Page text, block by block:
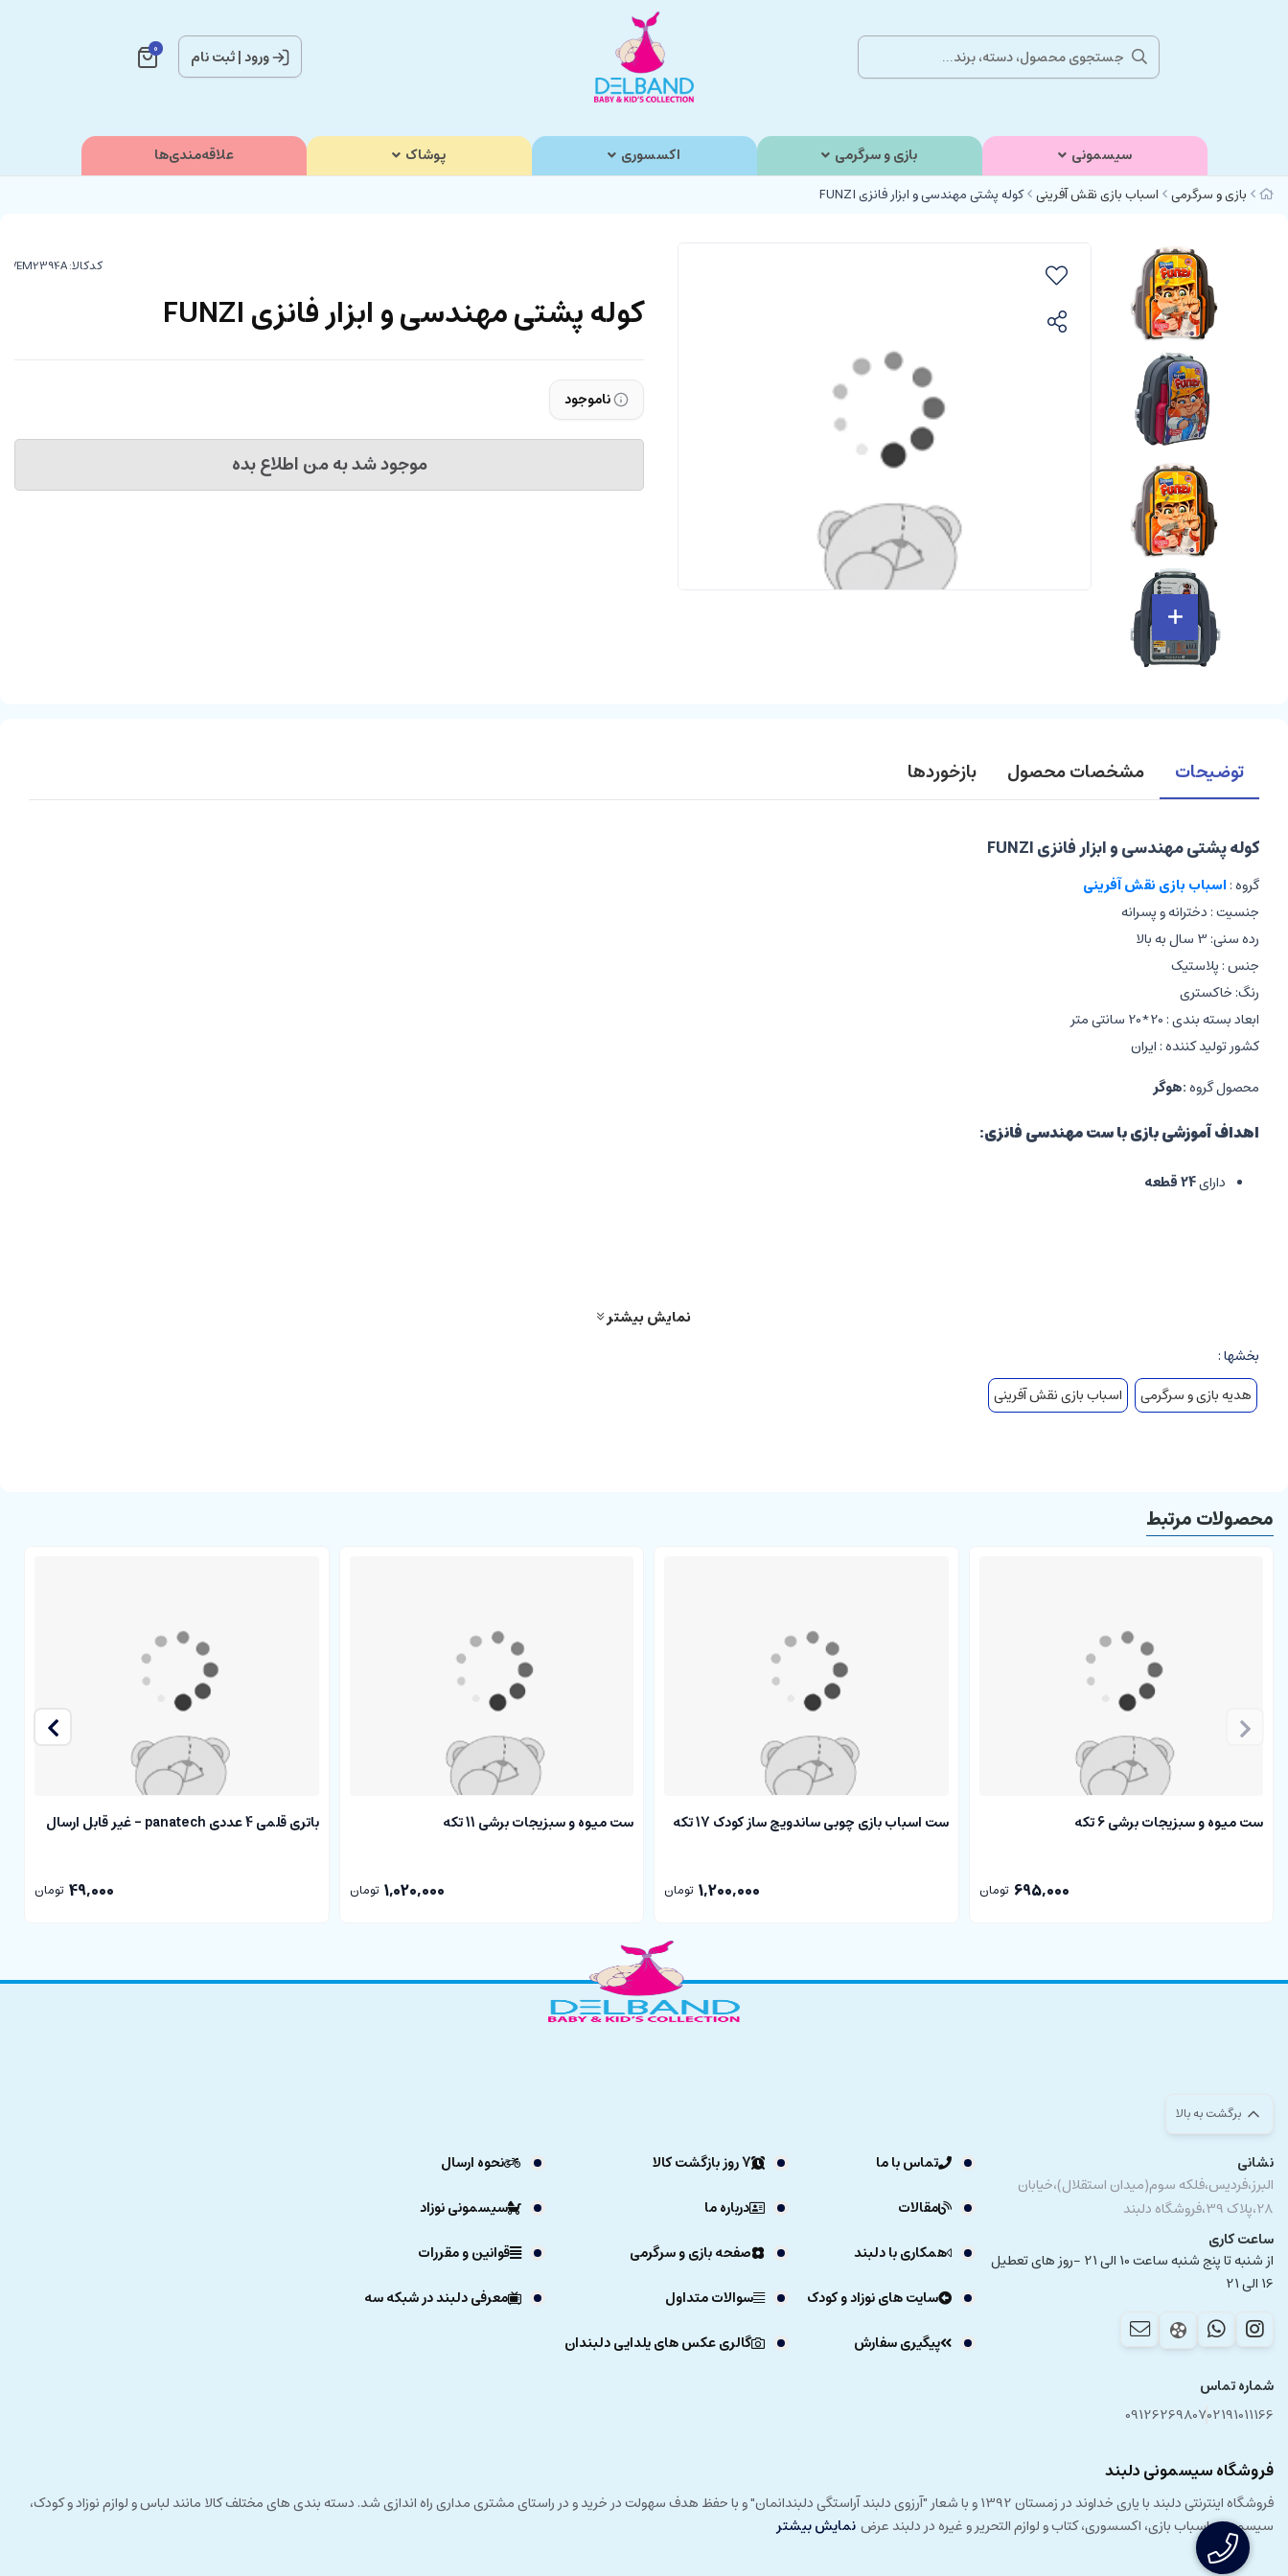
ورود|ثبت نام 0
سیسمونی بازی و سرگرمی اکسسوری پوشاک علاقه‌مندی‌ها
بازی و سرگرمی اسباب بازی نقش آفرینی کوله پشتی مهندسی و ابزار فانزی FUNZI
کدکالا:
کوله پشتی مهندسی و ابزار فانزی FUNZI
ناموجود
موجود شد به من اطلاع بده
توضیحات مشخصات محصول بازخوردها
کوله پشتی مهندسی و ابزار فانزی FUNZI
گروه : اسباب بازی نقش آفرینی
جنسیت : دخترانه و پسرانه
رده سنی: 3 سال به بالا
جنس : پلاستیک
رنگ: خاکستری
ابعاد بسته بندی : 20*20 سانتی متر
کشور تولید کننده : ایران
محصول گروه:هوگر
اهداف آموزشی بازی با ست مهندسی فانزی:
دارای24 قطعه
تقویت حس لامسه
افزایش تمرکز کودک
تقویت عضلات دست کودک
پرورش تخیل کودک
نمایش بیشتر
بخشها :
هدیه بازی و سرگرمی
اسباب بازی نقش آفرینی
محصولات مرتبط
ست میوه و سبزیجات برشی 6 تکه
ست اسباب بازی چوبی ساندویچ ساز کودک 17 تکه
1,200,000 تومان
ست میوه و سبزیجات برشی 11 تکه
1,020,000 تومان
باتری قلمی 4 عددی panatech - غیر قابل ارسال
49,000 تومان
برگشت به بالا
نشانی
البرز،فردیس،فلکه سوم(میدان استقلال)،خیابان
28،پلاک 39،فروشگاه دلبند
ساعت کاری
از شنبه تا پنج شنبه ساعت 10 الی 21 -روز های تعطیل
16 الی 21
شماره تماس
02191011166
09126269807
تماس با ما 7 روز بازگشت کالا
نحوه ارسال
مقالات
درباره ما
سیسمونی نوزاد
همکاری با دلبند
صفحه بازی و سرگرمی
قوانین و مقررات
سایت های نوزاد و کودک
سوالات متداول
معرفی دلبند در شبکه سه
پیگیری سفارش
گالری عکس های یلدایی دلبندان
فروشگاه سیسمونی دلبند
فروشگاه اینترنتی دلبند با یاری خداوند در زمستان 1392 و با شعار "آرزوی دلبند آراستگی دلبندانمان" و با حفظ هدف سهولت در خرید و در راستای مشتری مداری راه اندازی شد. دسته بندی های مختلف کالا مانند لباس و لوازم نوزاد و کودک،
سیسمونی، اسباب بازی، اکسسوری، کتاب و لوازم التحریر و غیره در دلبند عرض نمایش بیشتر